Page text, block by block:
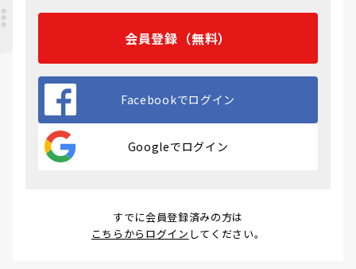
会員登録（無料）
Facebookでログイン
Googleでログイン
すでに会員登録済みの方は
こちらからログイン してください。